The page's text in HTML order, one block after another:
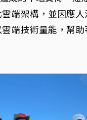
端架構，並因應
端技術量能，幫